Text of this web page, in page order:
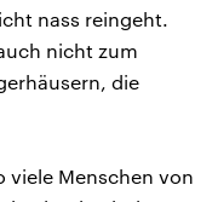
nass reingeht.
nicht zum
die
viele Menschen von